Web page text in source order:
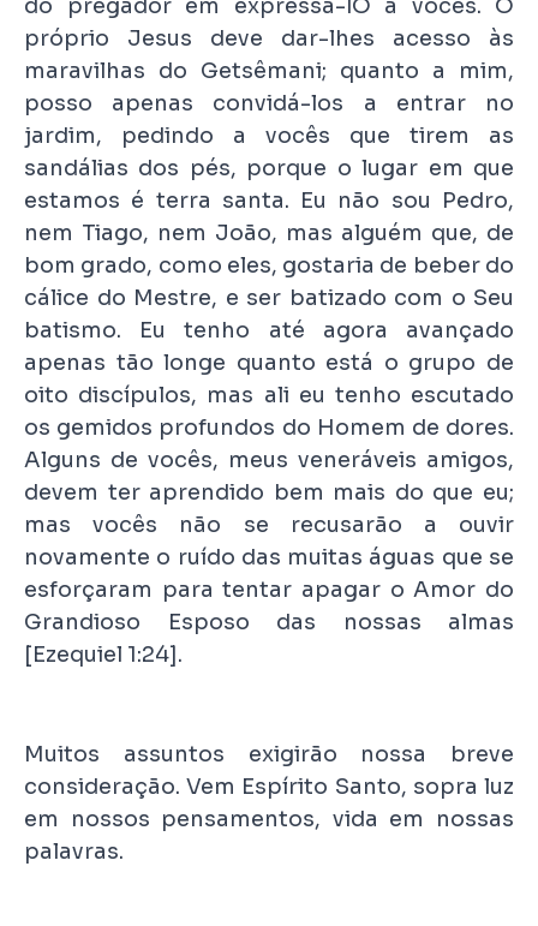
do pregador em expressá-lO a vocês. O
próprio Jesus deve dar-lhes acesso às
maravilhas do Getsêmani; quanto a mim,
posso apenas convidá-los a entrar no
jardim, pedindo a vocês que tirem as
sandálias dos pés, porque o lugar em que
estamos é terra santa. Eu não sou Pedro,
nem Tiago, nem João, mas alguém que, de
bom grado, como eles, gostaria de beber do
cálice do Mestre, e ser batizado com o Seu
batismo. Eu tenho até agora avançado
apenas tão longe quanto está o grupo de
oito discípulos, mas ali eu tenho escutado
os gemidos profundos do Homem de dores.
Alguns de vocês, meus veneráveis amigos,
devem ter aprendido bem mais do que eu;
mas vocês não se recusarão a ouvir
novamente o ruído das muitas águas que se
esforçaram para tentar apagar o Amor do
Grandioso Esposo das nossas almas
[Ezequiel 1:24].
Muitos assuntos exigirão nossa breve
consideração. Vem Espírito Santo, sopra luz
em nossos pensamentos, vida em nossas
palavras.